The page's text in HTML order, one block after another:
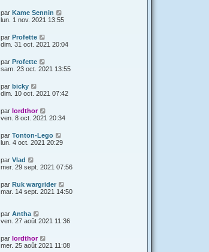
par Kame Sennin
lun. 1 nov. 2021 13:55
par Profette
dim. 31 oct. 2021 20:04
par Profette
sam. 23 oct. 2021 13:55
par bicky
dim. 10 oct. 2021 07:42
par lordthor
ven. 8 oct. 2021 20:34
par Tonton-Lego
lun. 4 oct. 2021 20:29
par Vlad
mer. 29 sept. 2021 07:56
par Ruk wargrider
mar. 14 sept. 2021 14:50
par Antha
ven. 27 août 2021 11:36
par lordthor
mer. 25 août 2021 11:08